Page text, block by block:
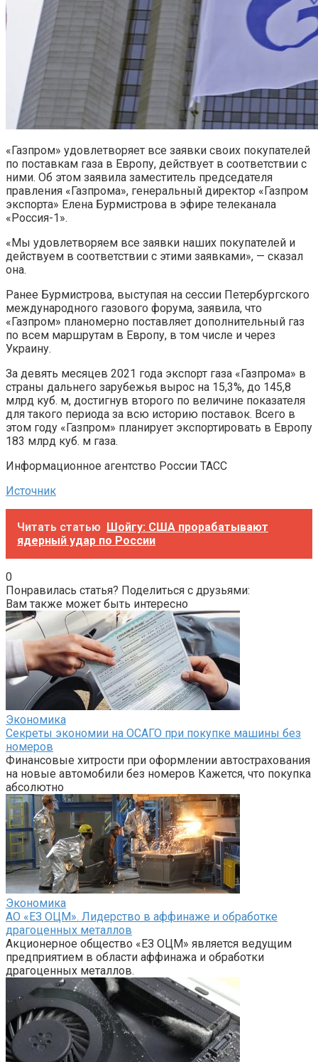
«Газпром» удовлетворяет все заявки своих покупателей
по поставкам газа в Европу, действует в соответствии с
ними. Об этом заявила заместитель председателя
правления «Газпрома», генеральный директор «Газпром
экспорта» Елена Бурмистрова в эфире телеканала
«Россия-1».
«Мы удовлетворяем все заявки наших покупателей и
действуем в соответствии с этими заявками», — сказал
она.
Ранее Бурмистрова, выступая на сессии Петербургского
международного газового форума, заявила, что
«Газпром» планомерно поставляет дополнительный газ
по всем маршрутам в Европу, в том числе и через
Украину.
За девять месяцев 2021 года экспорт газа «Газпрома» в
страны дальнего зарубежья вырос на 15,3%, до 145,8
млрд куб. м, достигнув второго по величине показателя
для такого периода за всю историю поставок. Всего в
этом году «Газпром» планирует экспортировать в Европу
183 млрд куб. м газа.
Информационное агентство России ТАСС
Источник
Читать статью Шойгу: США прорабатывают
ядерный удар по России
0
Понравилась статья? Поделиться с друзьями:
Вам также может быть интересно
Экономика
Секреты экономии на ОСАГО при покупке машины без
номеров
Финансовые хитрости при оформлении автострахования
на новые автомобили без номеров Кажется, что покупка
абсолютно
Экономика
АО «ЕЗ ОЦМ». Лидерство в аффинаже и обработке
драгоценных металлов
Акционерное общество «ЕЗ ОЦМ» является ведущим
предприятием в области аффинажа и обработки
драгоценных металлов.